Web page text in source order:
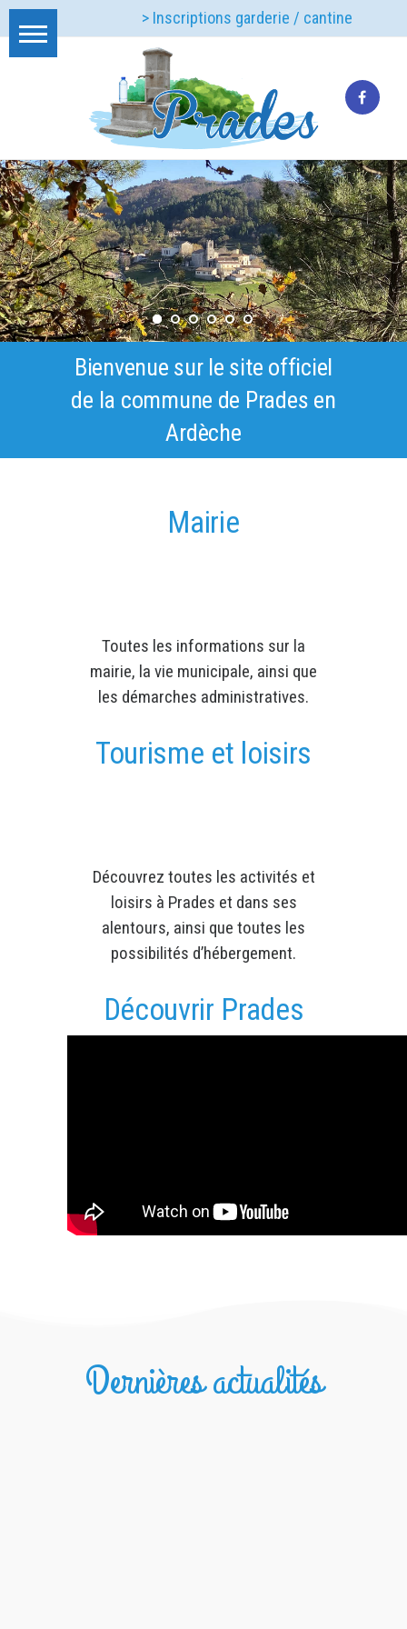
> Inscriptions garderie / cantine
Bienvenue sur le site officiel
de la commune de Prades en
Ardèche
Mairie
Toutes les informations sur la
mairie, la vie municipale, ainsi que
les démarches administratives.
Tourisme et loisirs
Découvrez toutes les activités et
loisirs à Prades et dans ses
alentours, ainsi que toutes les
possibilités d’hébergement.
Découvrir Prades
Dernières actualités